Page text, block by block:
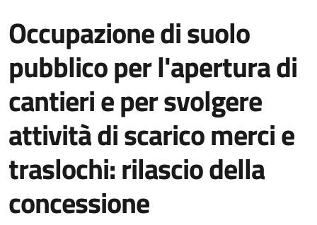
Occupazione di suolo
pubblico per l'apertura di
cantieri e per svolgere
attività di scarico merci e
traslochi: rilascio della
concessione